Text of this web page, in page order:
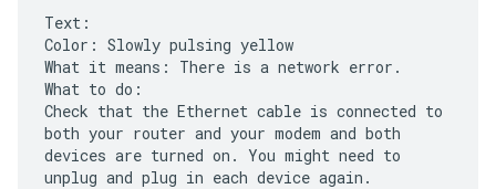
Text:
Color: Slowly pulsing yellow
What it means: There is a network error.
What to do:
Check that the Ethernet cable is connected to
both your router and your modem and both
devices are turned on. You might need to
unplug and plug in each device again.